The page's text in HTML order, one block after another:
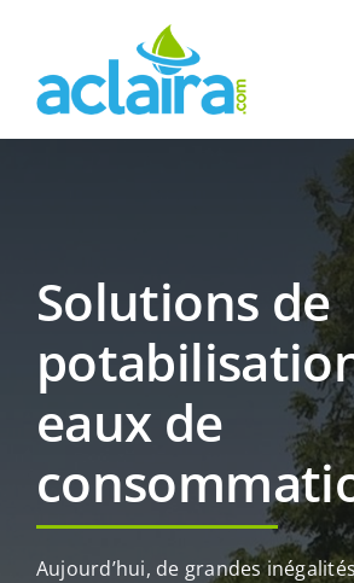
contenu
Solutions de
eaux de
Aujourd’hui, de grandes